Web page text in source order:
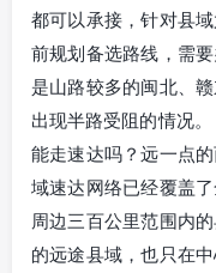
都可以承接，针对县
前规划备选路线，需
是山路较多的闽北、
出现半路受阻的情况
能走速达吗？远一点
域速达网络已经覆盖
周边三百公里范围内
的远途县域，也只在